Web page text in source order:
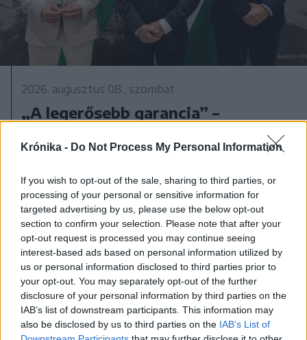
Krónika - Do Not Process My Personal Information
If you wish to opt-out of the sale, sharing to third parties, or
processing of your personal or sensitive information for
targeted advertising by us, please use the below opt-out
section to confirm your selection. Please note that after your
opt-out request is processed you may continue seeing
interest-based ads based on personal information utilized by
us or personal information disclosed to third parties prior to
your opt-out. You may separately opt-out of the further
disclosure of your personal information by third parties on the
IAB’s list of downstream participants. This information may
also be disclosed by us to third parties on the IAB’s List of
2026. augusztus 08., szombat
„A legerősebb garancia” –
Tisza Párt